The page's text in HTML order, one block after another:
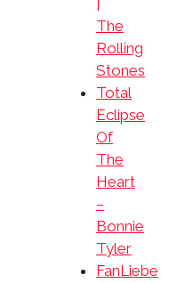
The
Rolling
Stones
Total
Eclipse
Of
The
Heart
–
Bonnie
Tyler
FanLiebe